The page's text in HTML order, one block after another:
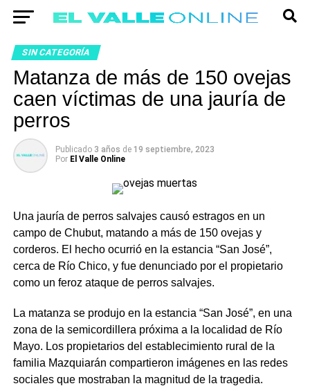
SIN CATEGORÍA
Matanza de más de 150 ovejas
caen víctimas de una jauría de
perros
Publicado 3 años de 19 septiembre, 2023
Por El Valle Online
Una jauría de perros salvajes causó estragos en un
campo de Chubut, matando a más de 150 ovejas y
corderos. El hecho ocurrió en la estancia “San José”,
cerca de Río Chico, y fue denunciado por el propietario
como un feroz ataque de perros salvajes.
La matanza se produjo en la estancia “San José”, en una
zona de la semicordillera próxima a la localidad de Río
Mayo. Los propietarios del establecimiento rural de la
familia Mazquiarán compartieron imágenes en las redes
sociales que mostraban la magnitud de la tragedia.